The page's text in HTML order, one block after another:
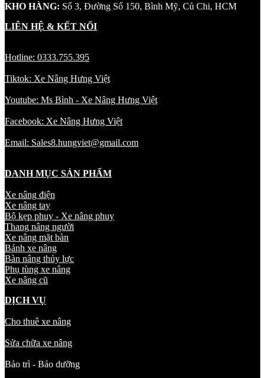
KHO HÀNG: Số 3, Đường Số 150, Bình Mỹ, Củ Chi, HCM
LIÊN HỆ & KẾT NỐI
Hotline: 0333.755.395
Tiktok: Xe Nâng Hưng Việt
Youtube: Ms Bình - Xe Nâng Hưng Việt
Facebook: Xe Nâng Hưng Việt
Email: Sales8.hungviet@gmail.com
DANH MỤC SẢN PHẨM
Xe nâng điện
Xe nâng tay
Bộ kẹp phuy - Xe nâng phuy
Thang nâng người
Xe nâng mặt bàn
Bánh xe nâng
Bàn nâng thủy lực
Phụ tùng xe nâng
Xe nâng cũ
DỊCH VỤ
Cho thuê xe nâng
Sửa chữa xe nâng
Bảo trì - Bảo dưỡng